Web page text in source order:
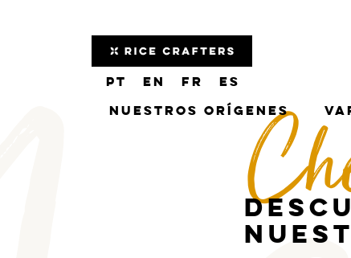
PT EN FR ES
Nuestros orígenes